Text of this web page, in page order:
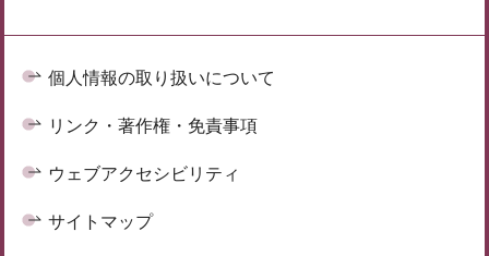
個人情報の取り扱いについて
リンク・著作権・免責事項
ウェブアクセシビリティ
サイトマップ